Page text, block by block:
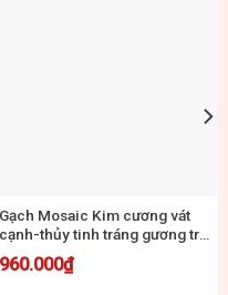
Gạch Mosaic Kim cương vát
cạnh-thủy tinh tráng gương
đen trắng 30×30 MSTT 026
960.000₫